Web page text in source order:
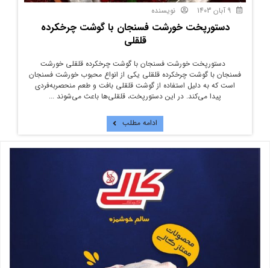
نویسنده
دستورپخت خورشت فسنجان با گوشت چرخکرده
قلقلی
دستورپخت خورشت فسنجان با گوشت چرخکرده قلقلی خورشت
فسنجان با گوشت چرخکرده قلقلی یکی از انواع محبوب خورشت فسنجان
است که به دلیل استفاده از گوشت قلقلی بافت و طعم منحصربه‌فردی
پیدا می‌کند. در این دستورپخت، قلقلی‌ها باعث می‌شوند ...
ادامه مطلب